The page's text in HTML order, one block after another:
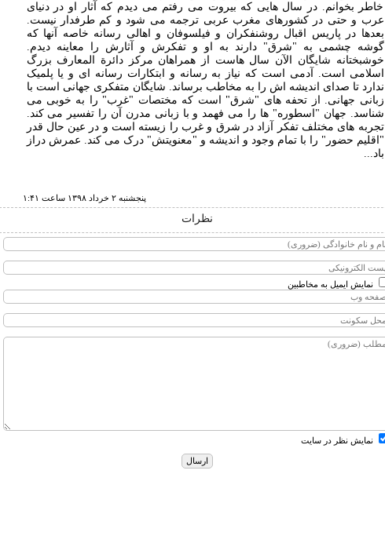
خاطر بخوانم. در سال هایی که بيروت می رفتم می ديدم که آثار او در دنيای
عرب و حتی در کشورهای مغرب عربی ترجمه می شود و کم طرفدار نيست.
بعدها در پاريس اقبال روشنفکران و فيلسوفان و اهالی رسانه خاصه آنها که
گوشه چشمی به "شرق" دارند به او و تفکرش و آثارش را معاينه ديدم.
خوشبختانه شایگان الآن سال هاست از همراهان مرکز دائرة المعارف بزرگ
اسلامی است. آدمی است که نياز به رسانه و ابتکارات رسانه ای و یا پلمیک
ندارد تا صدای اندیشه اش را به مخاطب برساند. شايگان متفکری جهانی است با
زبانی جهانی. از تحفه های "شرق" است که مختصات "غرب" را به خوبی می
شناسد. جهان "اسطوره" ها را می فهمد و با زبانی مدرن آن را تفسير می کند.
تجربه های مختلف تفکر آزاد در شرق و غرب را زيسته است و در عين حال قدر
"اقليم حضور" را با تمام وجود و انديشه و "معنويتش" درک می کند. عمرش دراز
باد...
پنجشنبه ۲ خرداد ۱۳۹۸ ساعت ۱:۴۱
نظرات
نمایش ایمیل به مخاطبین
نمایش نظر در سایت